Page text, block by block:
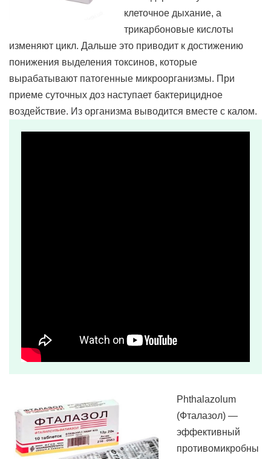
клеточное дыхание, а
трикарбоновые кислоты
изменяют цикл. Дальше это приводит к достижению
понижения выделения токсинов, которые
вырабатывают патогенные микроорганизмы. При
приеме суточных доз наступает бактерицидное
воздействие. Из организма выводится вместе с калом.
Phthalazolum
(Фталазол) —
эффективный
противомикробны